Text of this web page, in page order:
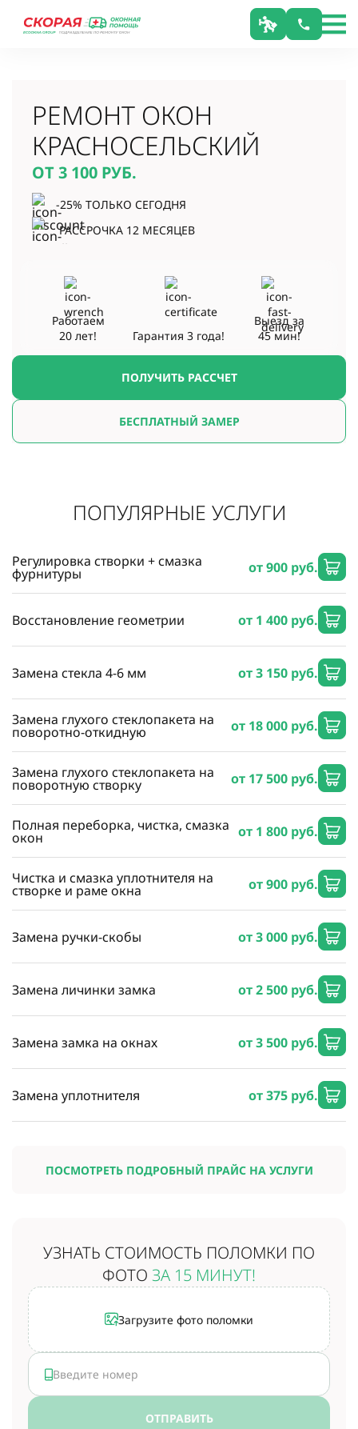
РЕМОНТ ОКОН
КРАСНОСЕЛЬСКИЙ
ОТ 3 100 РУБ.
-25% ТОЛЬКО СЕГОДНЯ
РАССРОЧКА 12 МЕСЯЦЕВ
ПОЛУЧИТЬ РАССЧЕТ
БЕСПЛАТНЫЙ ЗАМЕР
Работаем
20 лет!
Гарантия3 года!
Выезд за
45 мин!
ПОПУЛЯРНЫЕ УСЛУГИ
Регулировка створки + смазка
фурнитуры от 900 руб.
Восстановление геометрии от 1 400 руб.
Замена стекла 4-6 мм от 3 150 руб.
Замена глухого стеклопакета на
поворотно-откидную от 18 000 руб.
Замена глухого стеклопакета на
поворотную створку от 17 500 руб.
Полная переборка, чистка, смазка
окон от 1 800 руб.
Чистка и смазка уплотнителя на
створке и раме окна от 900 руб.
Замена ручки-скобы от 3 000 руб.
Замена личинки замка от 2 500 руб.
Замена замка на окнах от 3 500 руб.
Замена уплотнителя от 375 руб.
ПОСМОТРЕТЬ ПОДРОБНЫЙ ПРАЙС НА УСЛУГИ
УЗНАТЬ СТОИМОСТЬ ПОЛОМКИ ПО
ФОТО ЗА 15 МИНУТ!
Загрузите фото поломки
ОТПРАВИТЬ